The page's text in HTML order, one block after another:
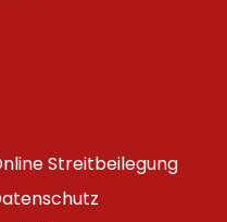
Streitbeilegung